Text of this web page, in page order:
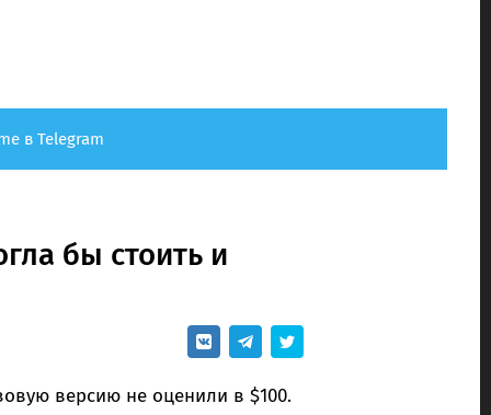
в Telegram
бы стоить и
версию не оценили в $100.